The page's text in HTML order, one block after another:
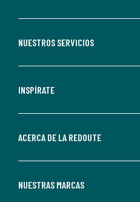
NUESTROS SERVICIOS
INSPÍRATE
ACERCA DE LA REDOUTE
NUESTRAS MARCAS